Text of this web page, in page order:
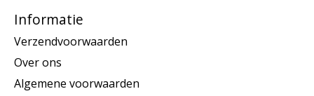
Informatie
Verzendvoorwaarden
Over ons
Algemene voorwaarden